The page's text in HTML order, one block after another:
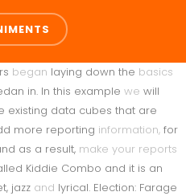
began laying down the basics
in. In this example we will
existing data cubes that are
more reporting information, for
as a result, make your reports
Kiddie Combo and it is an
jazz and lyrical. Election: Farage